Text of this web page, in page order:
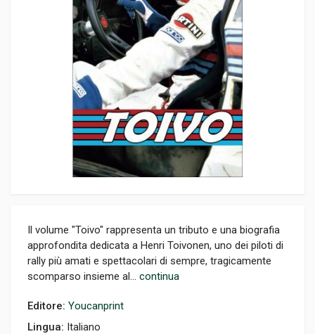
Il volume "Toivo" rappresenta un tributo e una biografia
approfondita dedicata a Henri Toivonen, uno dei piloti di
rally più amati e spettacolari di sempre, tragicamente
scomparso insieme al... continua
Editore: Youcanprint
Lingua: Italiano